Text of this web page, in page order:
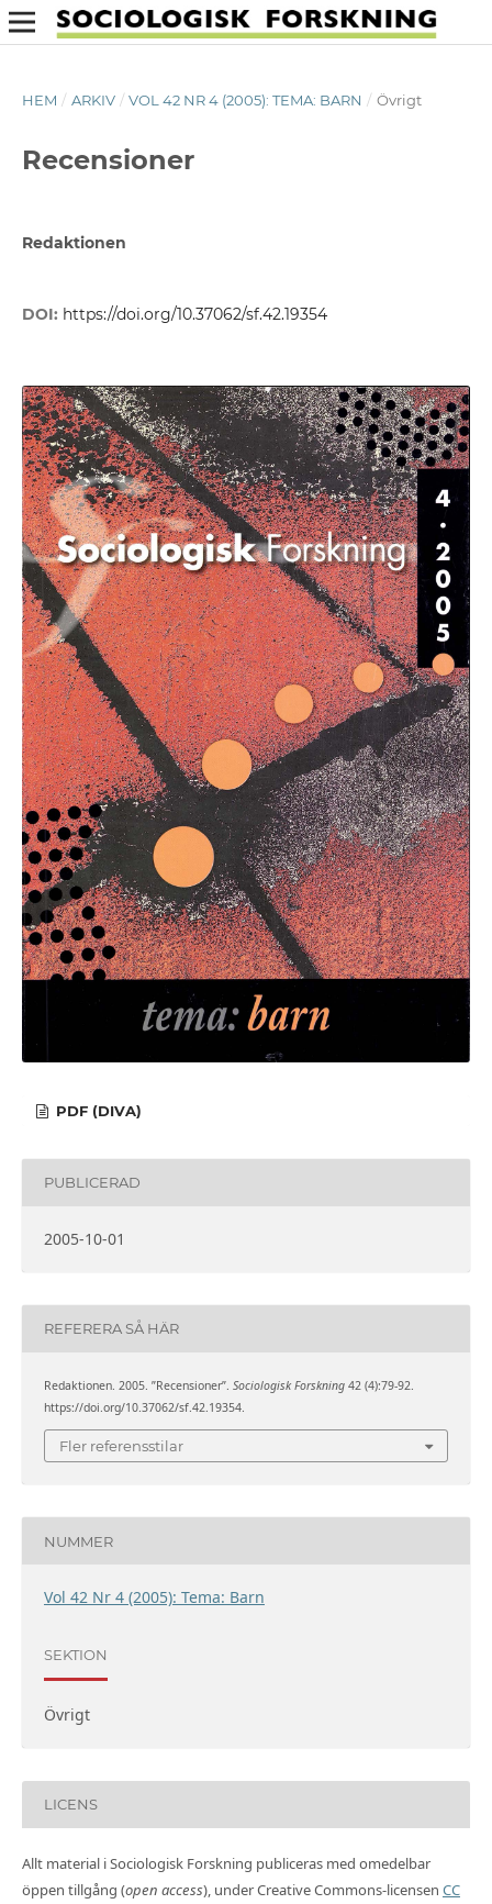
HEM / ARKIV / VOL 42 NR 4 (2005): TEMA: BARN / Övrigt
Recensioner
Redaktionen
DOI: https://doi.org/10.37062/sf.42.19354
PDF (DIVA)
PUBLICERAD
2005-10-01
REFERERA SÅ HÄR
Redaktionen. 2005. ”Recensioner”. Sociologisk Forskning42 (4):79-92.
https://doi.org/10.37062/sf.42.19354.
Fler referensstilar
NUMMER
Vol 42 Nr 4 (2005): Tema: Barn
SEKTION
Övrigt
LICENS
Allt material i Sociologisk Forskning publiceras med omedelbar
öppen tillgång (open access), under Creative Commons-licensen CC